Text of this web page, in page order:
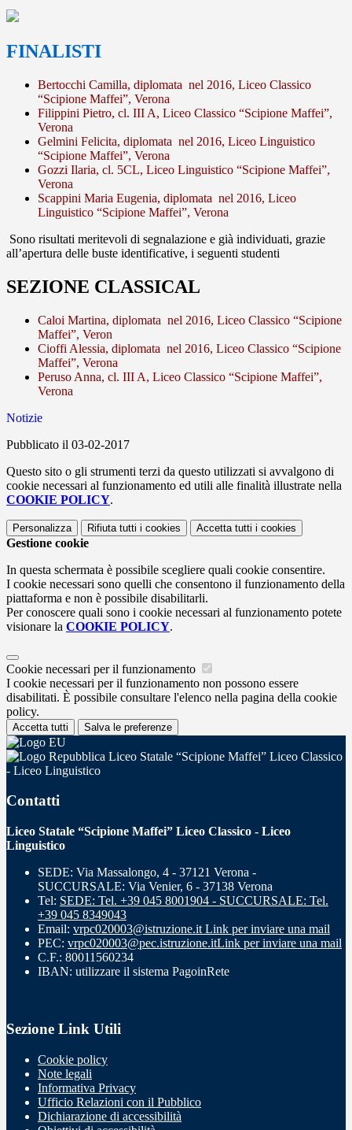
FINALISTI
Bertocchi Camilla, diplomata nel 2016, Liceo Classico
“Scipione Maffei”, Verona
Filippini Pietro, cl. III A, Liceo Classico “Scipione Maffei”,
Verona
Gelmini Felicita, diplomata nel 2016, Liceo Linguistico
“Scipione Maffei”, Verona
Gozzi Ilaria, cl. 5CL, Liceo Linguistico “Scipione Maffei”,
Verona
Scappini Maria Eugenia, diplomata nel 2016, Liceo
Linguistico “Scipione Maffei”, Verona
Sono risultati meritevoli di segnalazione e già individuati, grazie
all’apertura delle buste identificative, i seguenti studenti
SEZIONE CLASSICAL
Caloi Martina, diplomata nel 2016, Liceo Classico “Scipione
Maffei”, Veron
Cioffi Alessia, diplomata nel 2016, Liceo Classico “Scipione
Maffei”, Verona
Peruso Anna, cl. III A, Liceo Classico “Scipione Maffei”,
Verona
Notizie
Pubblicato il 03-02-2017
Questo sito o gli strumenti terzi da questo utilizzati si avvalgono di
cookie necessari al funzionamento ed utili alle finalità illustrate nella
COOKIE POLICY.
Personalizza Rifiuta tutti i cookies Accetta tutti i cookies
Gestione cookie
In questa schermata è possibile scegliere quali cookie consentire.
I cookie necessari sono quelli che consentono il funzionamento della
piattaforma e non è possibile disabilitarli.
Per conoscere quali sono i cookie necessari al funzionamento potete
visionare la COOKIE POLICY.
Cookie necessari per il funzionamento
I cookie necessari per il funzionamento non possono essere
disabilitati. È possibile consultare l'elenco nella pagina della cookie
policy.
Accetta tutti Salva le preferenze
Liceo Statale “Scipione Maffei” Liceo Classico
- Liceo Linguistico
Contatti
Liceo Statale “Scipione Maffei” Liceo Classico - Liceo
Linguistico
SEDE: Via Massalongo, 4 - 37121 Verona -
SUCCURSALE: Via Venier, 6 - 37138 Verona
Tel: SEDE: Tel. +39 045 8001904 - SUCCURSALE: Tel.
+39 045 8349043
Email: vrpc020003@istruzione.it Link per inviare una mail
PEC: vrpc020003@pec.istruzione.itLink per inviare una mail
C.F.: 80011560234
IBAN: utilizzare il sistema PagoinRete
Sezione Link Utili
Cookie policy
Note legali
Informativa Privacy
Ufficio Relazioni con il Pubblico
Dichiarazione di accessibilità